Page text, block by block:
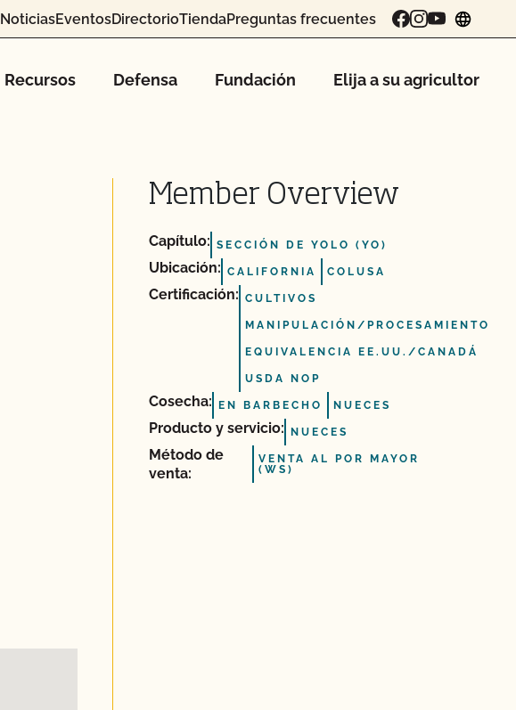
NoticiasEventosDirectorioTiendaPreguntas frecuentes
Recursos Defensa Fundación Elija a su agricultor
Member Overview
Capítulo: SECCIÓN DE YOLO (YO)
Ubicación: CALIFORNIA COLUSA
Certificación: CULTIVOS
MANIPULACIÓN/PROCESAMIENTO
EQUIVALENCIA EE.UU./CANADÁ
USDA NOP
Cosecha: EN BARBECHO NUECES
Producto y servicio: NUECES
Método de
venta:
VENTA AL POR MAYOR
(WS)